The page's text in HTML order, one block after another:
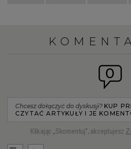
0
Chcesz dołączyć do dyskusji? KUP
CZYTAĆ ARTYKUŁY I JE
Klikając „Skomentuj”, akceptujesz